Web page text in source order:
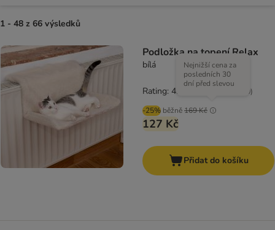
1 - 48 z 66 výsledků
Podložka na topení Relax
bílá
-25% běžně169 Kč
Nejnižší cena za
posledních 30
dní před slevou
127 Kč
Rating: 4.1/5 10)
Přidat do košíku